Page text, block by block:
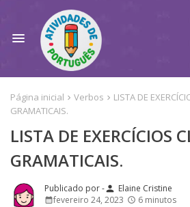
Página inicial Verbos
LISTA DE
GRAMATICAIS.
LISTA DE EXERCÍCIOS
GRAMATICAIS.
person Elaine Cristine
fevereiro 24, 2023
6 minutos